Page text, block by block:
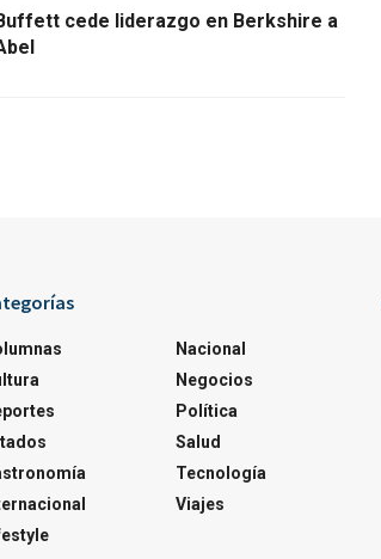
cede liderazgo en Berkshire a
Nacional
Negocios
Política
Salud
Tecnología
Viajes